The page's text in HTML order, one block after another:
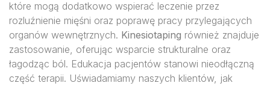
które mogą dodatkowo wspierać leczenie przez
rozluźnienie mięśni oraz poprawę pracy przylegających
organów wewnętrznych. Kinesiotaping również znajduje
zastosowanie, oferując wsparcie strukturalne oraz
łagodząc ból. Edukacja pacjentów stanowi nieodłączną
część terapii. Uświadamiamy naszych klientów, jak